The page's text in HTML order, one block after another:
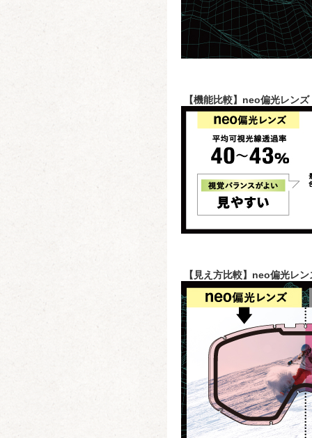
【機能比較】neo偏光レン
【見え方比較】neo偏光レ